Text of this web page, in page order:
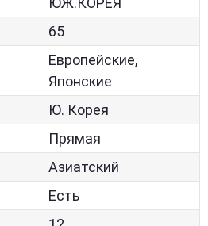
65
Европейские,
Японские
Ю. Корея
Прямая
Азиатский
Есть